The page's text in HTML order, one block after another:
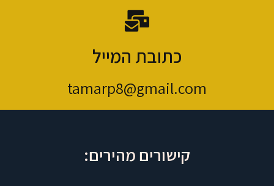
כתובת המייל
tamarp8@gmail.com
קישורים מהירים: